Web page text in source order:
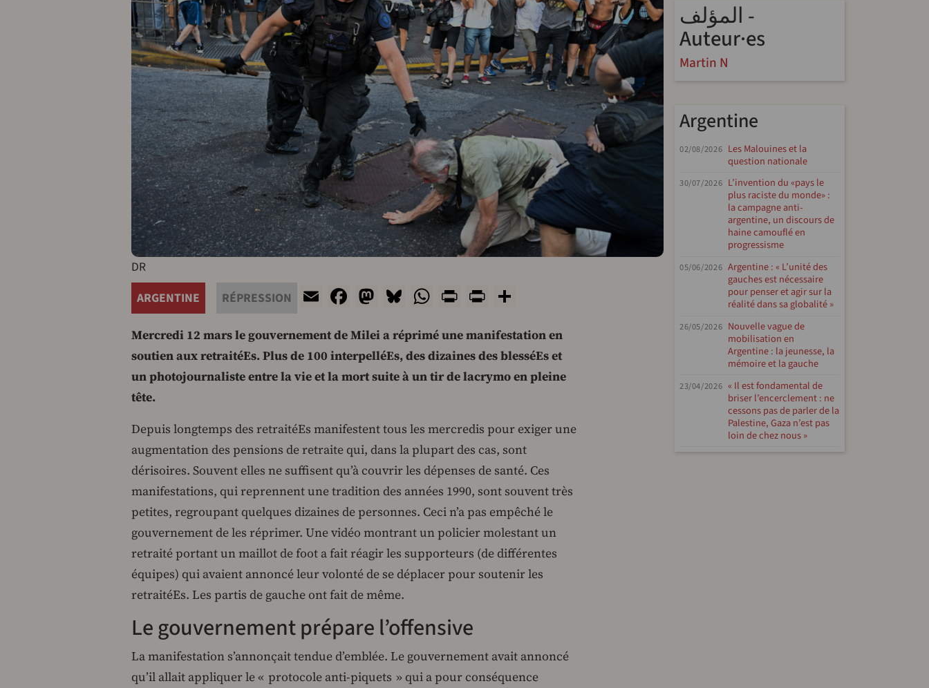
DR
ARGENTINE
RÉPRESSION EmailFacebook
Mastodon
Bluesky
WhatsApp
PrintPrintFriendly
Mercredi 12 mars le gouvernement de Milei a réprimé une manifestation en
soutien aux retraitéEs. Plus de 100 interpelléEs, des dizaines des blesséEs et
un photojournaliste entre la vie et la mort suite à un tir de lacrymo en pleine
tête.
Depuis longtemps des retraitéEs manifestent tous les mercredis pour exiger une
augmentation des pensions de retraite qui, dans la plupart des cas, sont
dérisoires. Souvent elles ne suffisent qu’à couvrir les dépenses de santé. Ces
manifestations, qui reprennent une tradition des années 1990, sont souvent très
petites, regroupant quelques dizaines de personnes. Ceci n’a pas empêché le
gouvernement de les réprimer. Une vidéo montrant un policier molestant un
retraité portant un maillot de foot a fait réagir les supporteurs (de différentes
équipes) qui avaient annoncé leur volonté de se déplacer pour soutenir les
retraitéEs. Les partis de gauche ont fait de même.
Le gouvernement prépare l’offensive
La manifestation s’annonçait tendue d’emblée. Le gouvernement avait annoncé
qu’il allait appliquer le « protocole anti-piquets » qui a pour conséquence
المؤلف -
Auteur·es
Martin N
Argentine
02/08/2026 Les Malouines et la
question nationale
30/07/2026 L’invention du «pays le
plus raciste du monde» :
la campagne anti-
argentine, un discours de
haine camouflé en
progressisme
05/06/2026 Argentine : « L’unité des
gauches est nécessaire
pour penser et agir sur la
réalité dans sa globalité »
26/05/2026 Nouvelle vague de
mobilisation en
Argentine : la jeunesse, la
mémoire et la gauche
23/04/2026 « Il est fondamental de
briser l’encerclement : ne
cessons pas de parler de la
Palestine, Gaza n’est pas
loin de chez nous »